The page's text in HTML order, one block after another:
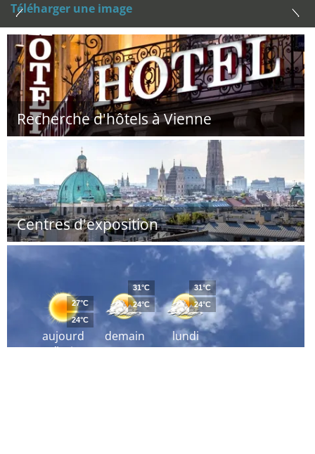
Téléharger une image
Recherche d'hôtels à Vienne
Centres d'exposition
aujourd
´hui
27°C
24°C
demain
31°C
24°C
lundi
31°C
24°C